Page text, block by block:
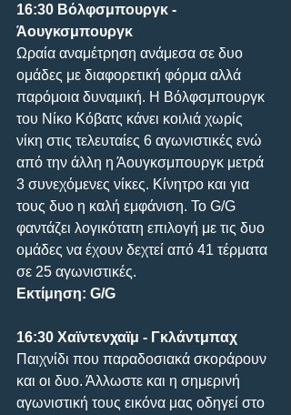
16:30 Βόλφσμπουργκ -
Άουγκσμπουργκ
Ωραία αναμέτρηση ανάμεσα σε δυο
ομάδες με διαφορετική φόρμα αλλά
παρόμοια δυναμική. Η Βόλφσμπουργκ
του Νίκο Κόβατς κάνει κοιλιά χωρίς
νίκη στις τελευταίες 6 αγωνιστικές ενώ
από την άλλη η Άουγκσμπουργκ μετρά
3 συνεχόμενες νίκες. Κίνητρο και για
τους δυο η καλή εμφάνιση. Το G/G
φαντάζει λογικότατη επιλογή με τις δυο
ομάδες να έχουν δεχτεί από 41 τέρματα
σε 25 αγωνιστικές.
Εκτίμηση: G/G
16:30 Χαϊντενχαϊμ - Γκλάντμπαχ
Παιχνίδι που παραδοσιακά σκοράρουν
και οι δυο. Άλλωστε και η σημερινή
αγωνιστική τους εικόνα μας οδηγεί στο